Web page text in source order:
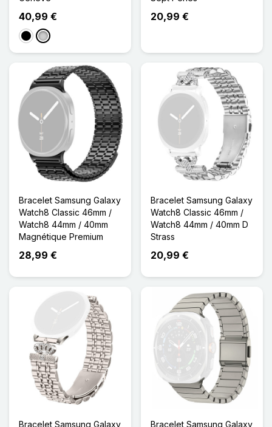
40,99 €
NoirArgenté
20,99 €
Bracelet Samsung Galaxy
Watch8 Classic 46mm /
Watch8 44mm / 40mm
Magnétique Premium
28,99 €
Bracelet Samsung Galaxy
Watch8 Classic 46mm /
Watch8 44mm / 40mm D
Strass
20,99 €
Bracelet Samsung Galaxy
Bracelet Samsung Galaxy